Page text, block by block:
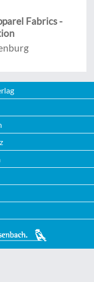
Fabrics -